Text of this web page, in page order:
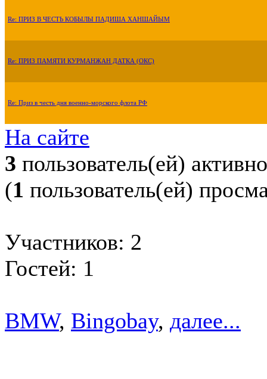
Re: ПРИЗ В ЧЕСТЬ КОБЫЛЫ ПАДИША ХАНШАЙЫМ
Re: ПРИЗ ПАМЯТИ КУРМАНЖАН ДАТКА (ОКС)
Re: Приз в честь дня военно-морского флота РФ
На сайте
3 пользователь(ей) активно
(1 пользователь(ей)
Участников: 2
Гостей: 1
BMW, Bingobay, далее...